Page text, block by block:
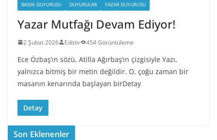
BASIN DUYURUSU DUYURULAR YAZAR DUYURUSU
Yazar Mutfağı Devam Ediyor!
2 Şubat 2026 Editör 454 Görüntüleme
Ece Özbaş’ın sözü, Atilla Ağırbaş’ın çizgisiyle Yazı,
yalnızca bitmiş bir metin değildir. O, çoğu zaman bir
masanın kenarında başlayan birDetay
Detay
Son Eklenenler